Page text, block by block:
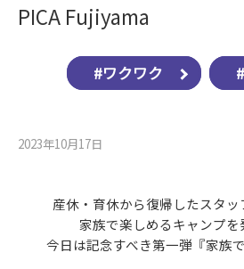
PICA Fujiyama
#ワクワク
2023年10月17⽇
産休・育休から復帰したスタッ
家族で楽しめるキャンプを
今日は記念すべき第一弾『家族